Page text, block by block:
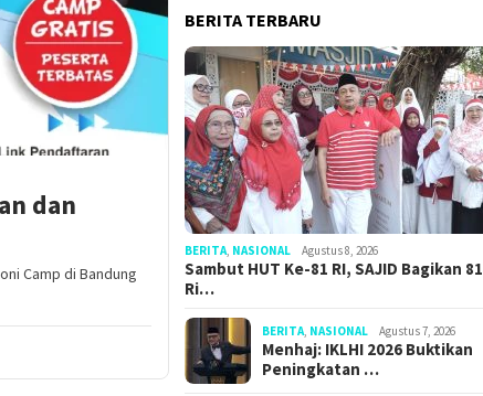
dan
Camp di Bandung
BERITA TERBARU
BERITA NASIONAL Agustus 8, 2026
Sambut HUT Ke-81 RI, SAJID Bagikan 81
Ri…
BERITA NASIONAL Agustus 7, 2026
Menhaj: IKLHI 2026 Buktikan
Peningkatan …